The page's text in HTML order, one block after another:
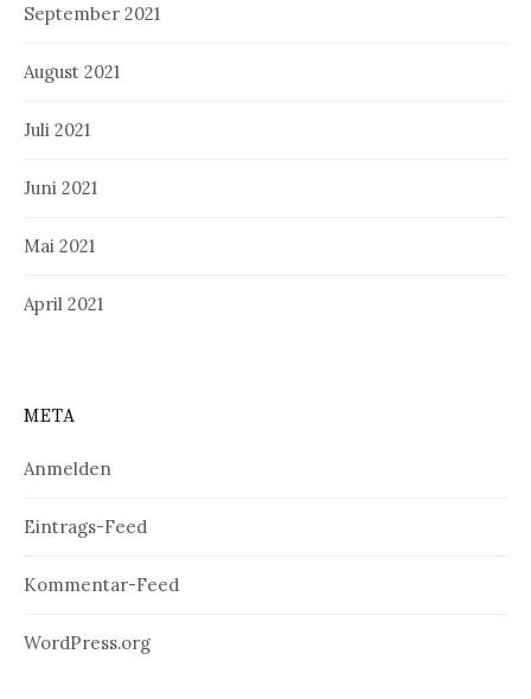
September 2021
August 2021
Juli 2021
Juni 2021
Mai 2021
April 2021
META
Anmelden
Eintrags-Feed
Kommentar-Feed
WordPress.org